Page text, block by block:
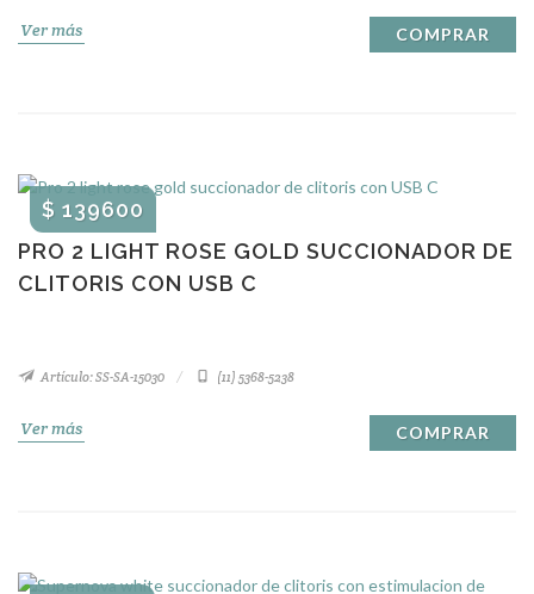
Ver más COMPRAR
PRO 2 LIGHT ROSE GOLD SUCCIONADOR DE
CLITORIS CON USB C
$ 139600
Artículo: SS-SA-15030 (11) 5368-5238
Ver más COMPRAR